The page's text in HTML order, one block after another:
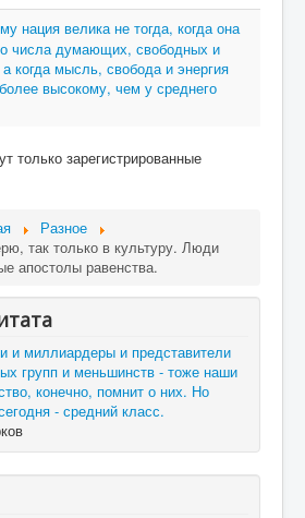
нация велика не тогда, когда она
числа думающих, свободных и
когда мысль, свобода и энергия
высокому, чем у среднего
только зарегистрированные
Разное
так только в культуру. Люди
апостолы равенства.
и миллиардеры и представители
групп и меньшинств - тоже наши
конечно, помнит о них. Но
- средний класс.